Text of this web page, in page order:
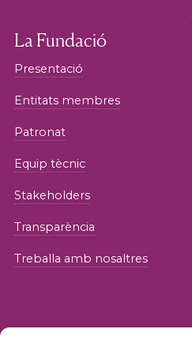
La Fundació
Presentació
Entitats membres
Patronat
Equip tècnic
Stakeholders
Transparència
Treballa amb nosaltres